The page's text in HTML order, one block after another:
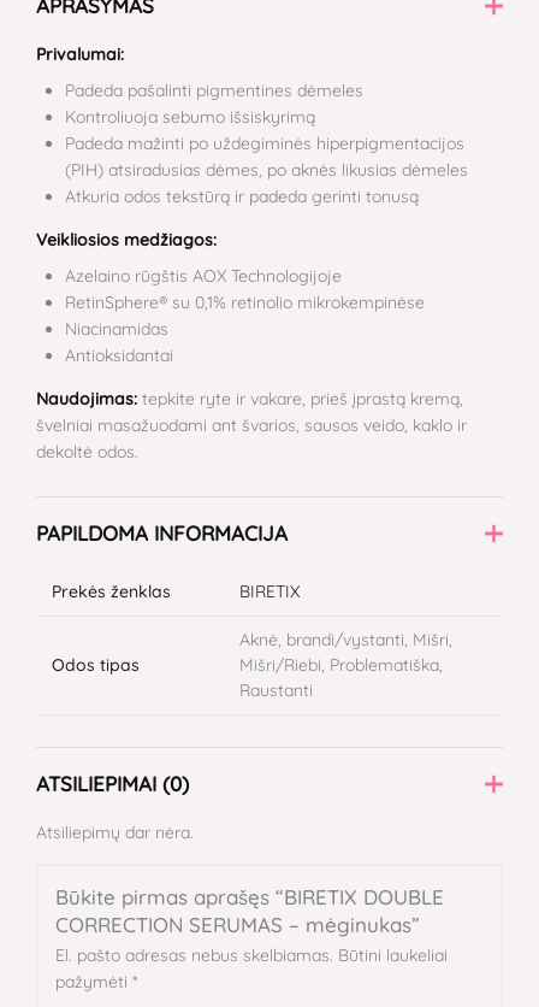
APRAŠYMAS
Privalumai:
Padeda pašalinti pigmentines dėmeles
Kontroliuoja sebumo išsiskyrimą
Padeda mažinti po uždegiminės hiperpigmentacijos
(PIH) atsiradusias dėmes, po aknės likusias dėmeles
Atkuria odos tekstūrą ir padeda gerinti tonusą
Veikliosios medžiagos:
Azelaino rūgštis AOX Technologijoje
RetinSphere® su 0,1% retinolio mikrokempinėse
Niacinamidas
Antioksidantai
Naudojimas: tepkite ryte ir vakare, prieš įprastą kremą,
švelniai masažuodami ant švarios, sausos veido, kaklo ir
dekoltė odos.
PAPILDOMA INFORMACIJA
Prekės ženklas BIRETIX
Odos tipas
Aknė, brandi/vystanti, Mišri,
Mišri/Riebi, Problematiška,
Raustanti
ATSILIEPIMAI (0)
Atsiliepimų dar nėra.
Būkite pirmas aprašęs “BIRETIX DOUBLE
CORRECTION SERUMAS – mėginukas”
El. pašto adresas nebus skelbiamas. Būtini laukeliai
pažymėti *